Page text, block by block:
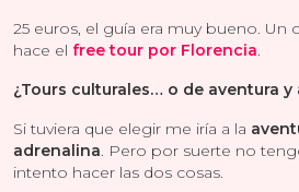
25 euros, el guía era muy bueno. Un
hace el free tour por Florencia.
¿Tours culturales… o de aventura y
Si tuviera que elegir me iría a la
adrenalina. Pero por suerte no
intento hacer las dos cosas.